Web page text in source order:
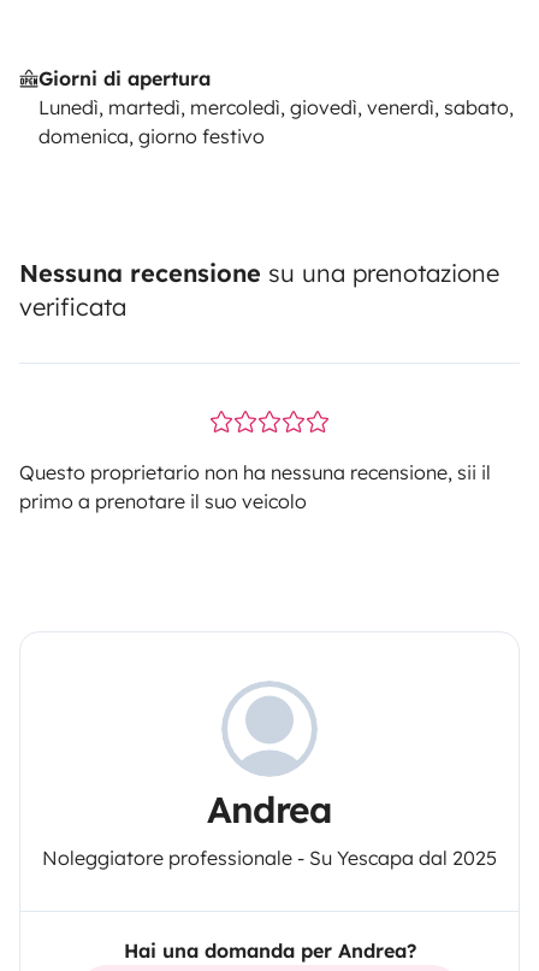
Giorni di apertura
Lunedì, martedì, mercoledì, giovedì, venerdì, sabato,
domenica, giorno festivo
Nessuna recensione su una prenotazione
verificata
Questo proprietario non ha nessuna recensione, sii il
primo a prenotare il suo veicolo
Andrea
Noleggiatore professionale - Su Yescapa dal 2025
Hai una domanda per Andrea?